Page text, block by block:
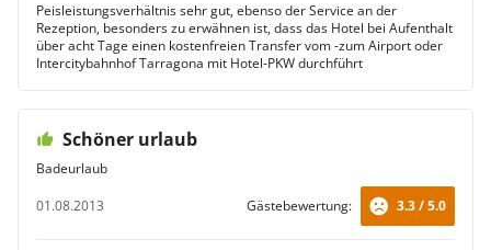
Peisleistungsverhältnis sehr gut, ebenso der Service an der
Rezeption, besonders zu erwähnen ist, dass das Hotel bei Aufenthalt
über acht Tage einen kostenfreien Transfer vom -zum Airport oder
Intercitybahnhof Tarragona mit Hotel-PKW durchführt
Schöner urlaub
Badeurlaub
01.08.2013
Gästebewertung: 3.3 / 5.0